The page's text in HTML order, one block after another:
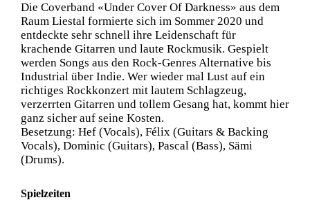
Die Coverband «Under Cover Of Darkness» aus dem
Raum Liestal formierte sich im Sommer 2020 und
entdeckte sehr schnell ihre Leidenschaft für
krachende Gitarren und laute Rockmusik. Gespielt
werden Songs aus den Rock-Genres Alternative bis
Industrial über Indie. Wer wieder mal Lust auf ein
richtiges Rockkonzert mit lautem Schlagzeug,
verzerrten Gitarren und tollem Gesang hat, kommt hier
ganz sicher auf seine Kosten.
Besetzung: Hef (Vocals), Félix (Guitars & Backing
Vocals), Dominic (Guitars), Pascal (Bass), Sämi
(Drums).
Spielzeiten